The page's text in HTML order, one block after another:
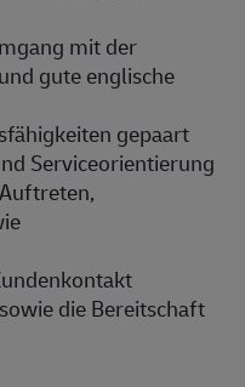
mit der
gute englische
gepaart
Serviceorientierung
die Bereitschaft